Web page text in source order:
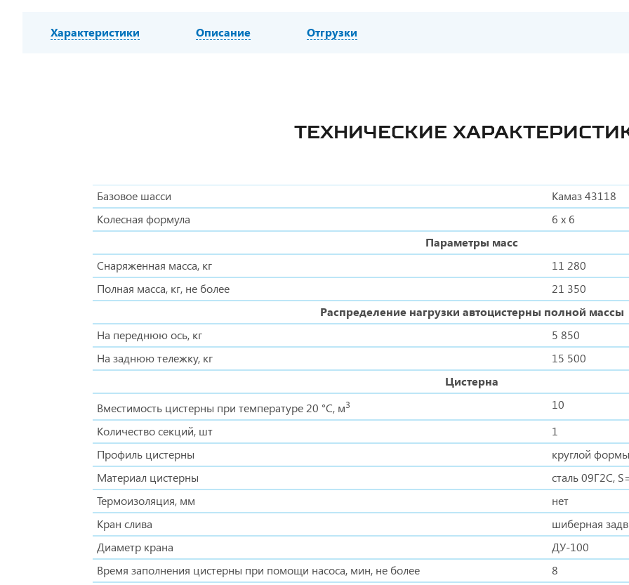
Характеристики Описание Отгрузки
ТЕХНИЧЕСКИЕ
Базовое шасси
Камаз 43118
Колесная формула
6 х 6
Параметры масс
Снаряженная масса, кг
11 280
Полная масса, кг, не более
21 350
Распределение нагрузки автоцистерны полной массы
На переднюю ось, кг
5 850
На заднюю тележку, кг
15 500
Цистерна
Вместимость цистерны при температуре 20 °С, м3
10
Количество секций, шт
1
Профиль цистерны
круглой формы
Материал цистерны
сталь 09Г2С,
Термоизоляция, мм
нет
Кран слива
шиберная
Диаметр крана
ДУ-100
Время заполнения цистерны при помощи насоса, мин, не более
8